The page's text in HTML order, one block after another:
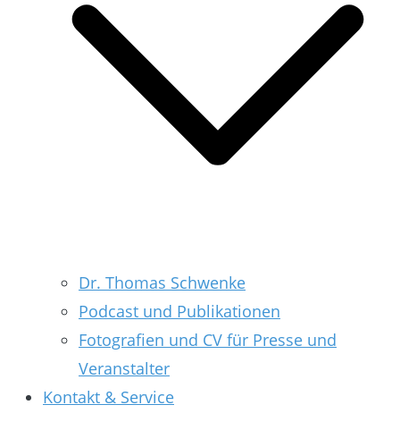
Dr. Thomas Schwenke
Podcast und Publikationen
Fotografien und CV für Presse und
Veranstalter
Kontakt & Service